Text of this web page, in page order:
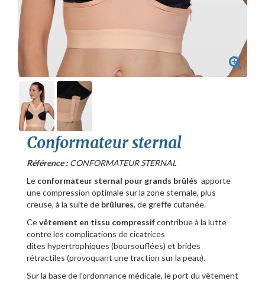
Conformateur sternal
Référence :CONFORMATEUR STERNAL
Le conformateur sternal pour grands brûlés apporte
une compression optimale sur la zone sternale, plus
creuse, à la suite de brûlures, de greffe cutanée.
Cevêtement en tissu compressifcontribue à la lutte
contre les complications de cicatrices
dites hypertrophiques (boursouflées) et brides
rétractiles (provoquant une traction sur la peau).
Sur la base de l'ordonnance médicale, le port du vêtement